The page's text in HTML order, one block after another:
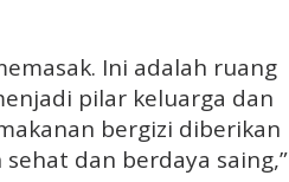
Ini adalah ruang
pilar keluarga dan
bergizi diberikan
dan berdaya saing,”